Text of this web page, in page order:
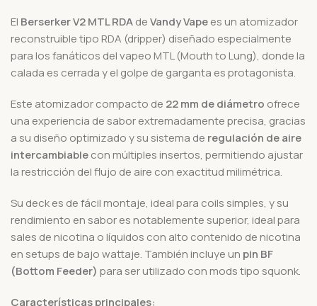
El Berserker V2 MTL RDAdeVandy Vapees un atomizador
reconstruible tipo RDA (dripper) diseñado especialmente
para los fanáticos del vapeo MTL (Mouth to Lung), donde la
calada es cerrada y el golpe de garganta es protagonista.
Este atomizador compacto de 22 mm de diámetro ofrece
una experiencia de sabor extremadamente precisa, gracias
a su diseño optimizado y su sistema de regulación de aire
intercambiablecon múltiples insertos, permitiendo ajustar
la restricción del flujo de aire con exactitud milimétrica.
Su deck es de fácil montaje, ideal para coils simples, y su
rendimiento en sabor es notablemente superior, ideal para
sales de nicotina o líquidos con alto contenido de nicotina
en setups de bajo wattaje. También incluye un pin BF
(Bottom Feeder) para ser utilizado con mods tipo squonk.
Características principales: